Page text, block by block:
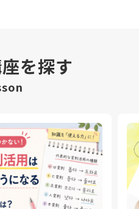
を探す